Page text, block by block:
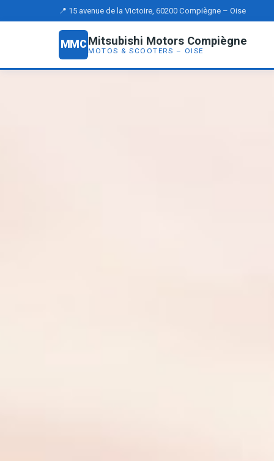
📍 15 avenue de la Victoire, 60200 Compiègne – Oise
MMC Mitsubishi Motors Compiègne
MOTOS & SCOOTERS – OISE